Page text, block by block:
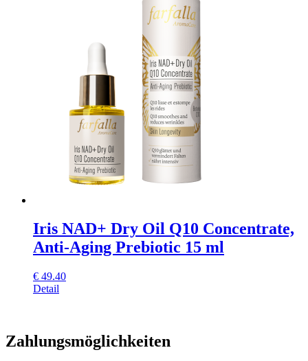
Iris NAD+ Dry Oil Q10 Concentrate,
Anti-Aging Prebiotic 15 ml
€ 49.40
Detail
Zahlungsmöglichkeiten